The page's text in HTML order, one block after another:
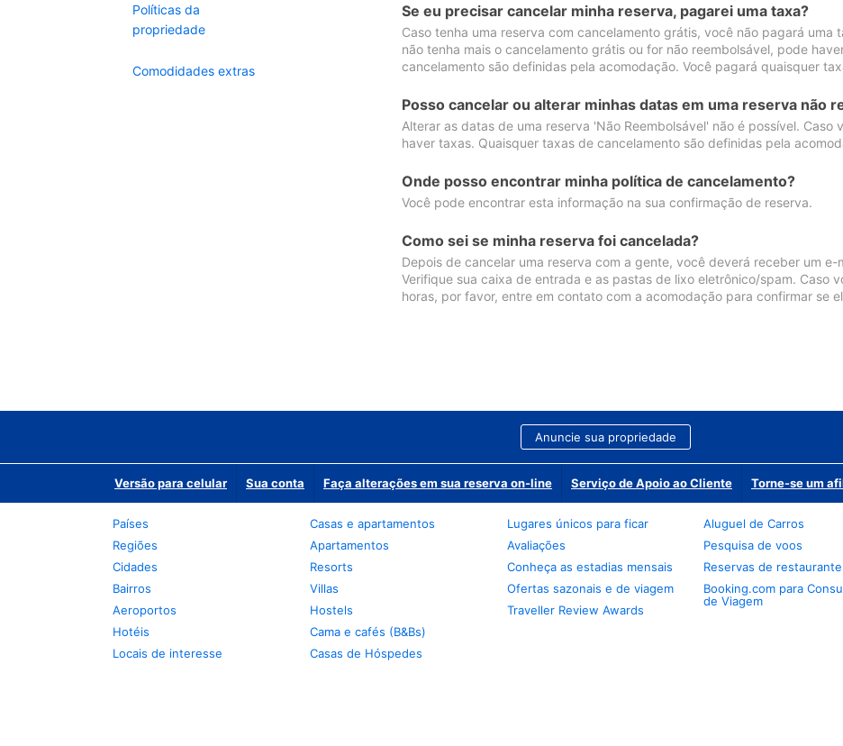
Políticas da
propriedade
Comodidades extras
Se eu precisar cancelar minha reserva, pagarei uma taxa?
Caso tenha uma reserva com cancelamento grátis, você não pagará uma
não tenha mais o cancelamento grátis ou for não reembolsável, pode
cancelamento são definidas pela acomodação. Você pagará quaisquer
Posso cancelar ou alterar minhas datas em uma reserva não
Alterar as datas de uma reserva 'Não Reembolsável' não é possível.
haver taxas. Quaisquer taxas de cancelamento são definidas pela
Onde posso encontrar minha política de cancelamento?
Você pode encontrar esta informação na sua confirmação de reserva.
Como sei se minha reserva foi cancelada?
Depois de cancelar uma reserva com a gente, você deverá receber um
Verifique sua caixa de entrada e as pastas de lixo eletrônico/spam. Caso
horas, por favor, entre em contato com a acomodação para confirmar se
Anuncie sua propriedade
Versão para celular Sua conta Faça alterações em sua reserva on-line Serviço de Apoio ao Cliente Torne-se um
Países
Regiões
Cidades
Bairros
Aeroportos
Hotéis
Locais de interesse
Casas e apartamentos
Apartamentos
Resorts
Villas
Hostels
Cama e cafés (B&Bs)
Casas de Hóspedes
Lugares únicos para ficar
Avaliações
Conheça as estadias mensais
Ofertas sazonais e de viagem
Traveller Review Awards
Aluguel de Carros
Pesquisa de voos
Reservas de
Booking.com para
de Viagem